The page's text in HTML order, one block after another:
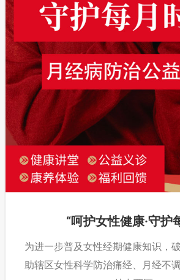
“呵护女性健康·守护
为进一步普及女性经期健康知识，
助辖区女性科学防治痛经、月经不